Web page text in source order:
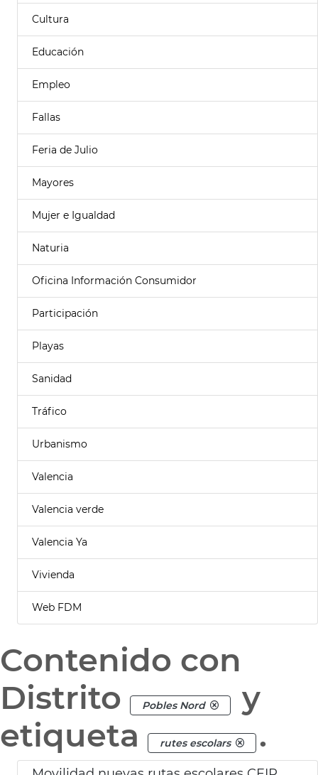
Cultura
Educación
Empleo
Fallas
Feria de Julio
Mayores
Mujer e Igualdad
Naturia
Oficina Información Consumidor
Participación
Playas
Sanidad
Tráfico
Urbanismo
Valencia
Valencia verde
Valencia Ya
Vivienda
Web FDM
Contenido con
Distrito
Pobles Nord
y
etiqueta
rutes escolars .